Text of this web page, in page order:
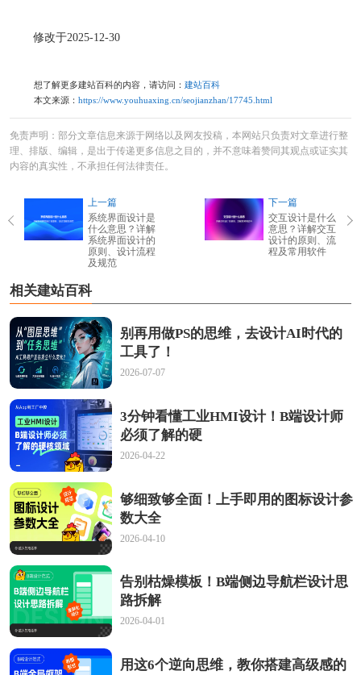
修改于2025-12-30
想了解更多建站百科的内容，请访问： 建站百科
本文来源： https://www.youhuaxing.cn/seojianzhan/17745.html
免责声明：部分文章信息来源于网络以及网友投稿，本网站只负责对文章进行整
理、排版、编辑，是出于传递更多信息之目的，并不意味着赞同其观点或证实其
内容的真实性，不承担任何法律责任。
上一篇
系统界面设计是
什么意思？详解
系统界面设计的
原则、设计流程
及规范
下一篇
交互设计是什么
意思？详解交互
设计的原则、流
程及常用软件
相关建站百科
别再用做PS的思维，去设计AI时代的
工具了！
2026-07-07
3分钟看懂工业HMI设计！B端设计师
必须了解的硬
2026-04-22
够细致够全面！上手即用的图标设计参
数大全
2026-04-10
告别枯燥模板！B端侧边导航栏设计思
路拆解
2026-04-01
用这6个逆向思维，教你搭建高级感的